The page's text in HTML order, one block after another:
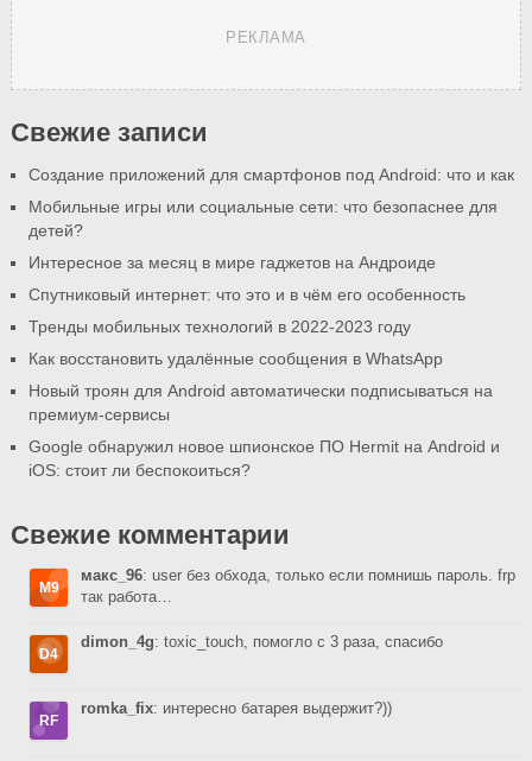
РЕКЛАМА
Свежие записи
Создание приложений для смартфонов под Android: что и как
Мобильные игры или социальные сети: что безопаснее для
детей?
Интересное за месяц в мире гаджетов на Андроиде
Спутниковый интернет: что это и в чём его особенность
Тренды мобильных технологий в 2022-2023 году
Как восстановить удалённые сообщения в WhatsApp
Новый троян для Android автоматически подписываться на
премиум-сервисы
Google обнаружил новое шпионское ПО Hermit на Android и
iOS: стоит ли беспокоиться?
Свежие комментарии
макс_96: user без обхода, только если помнишь пароль. frp
так работа…
dimon_4g: toxic_touch, помогло с 3 раза, спасибо
romka_fix: интересно батарея выдержит?))